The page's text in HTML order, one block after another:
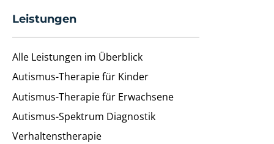
Leistungen
Alle Leistungen im Überblick
Autismus-Therapie für Kinder
Autismus-Therapie für Erwachsene
Autismus-Spektrum Diagnostik
Verhaltenstherapie